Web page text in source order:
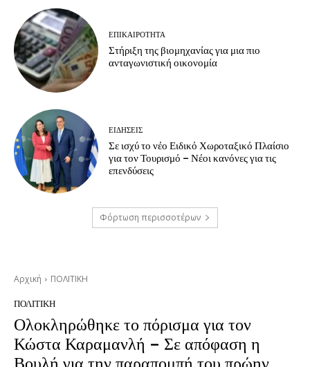
ΕΠΙΚΑΙΡΟΤΗΤΑ
Στήριξη της βιομηχανίας για μια πιο
ανταγωνιστική οικονομία
ΕΙΔΗΣΕΙΣ
Σε ισχύ το νέο Ειδικό Χωροταξικό Πλαίσιο
για τον Τουρισμό – Νέοι κανόνες για τις
επενδύσεις
Φόρτωση περισσοτέρων